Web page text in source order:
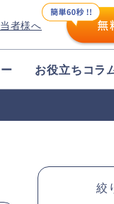
者様へ
お役立ちコラ
絞